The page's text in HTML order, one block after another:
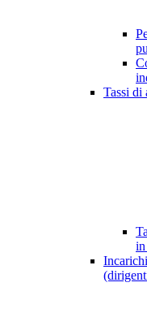
Tassi di
in